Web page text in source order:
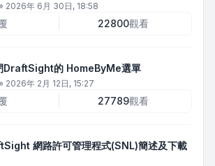
2026年 6月 30日, 18:58
22800觀看
DraftSight的 HomeByMe選單
2026年 2月 12日, 15:27
27789觀看
網路許可管理程式(SNL)簡述及下載